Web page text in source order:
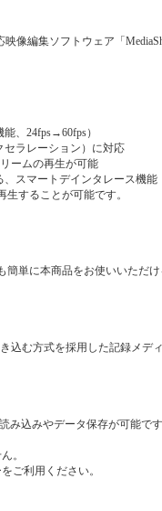
像編集ソフトウェア「
、24fps→60fps）
セラレーション）に対応
ームの再生が可能
、スマートデインタレース機能
生することが可能です。
単に本商品をお使いいただ
込む方式を採用した記録メ
込みやデータ保存が可能で
。
ご利用ください。